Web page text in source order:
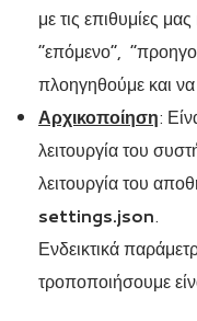
με τις επιθυμίες
“επόμενο”,
πλοηγηθούμε και να
Αρχικοποίηση:
λειτουργία του
λειτουργία του
settings.json.
Ενδεικτικά
τροποποιήσουμε